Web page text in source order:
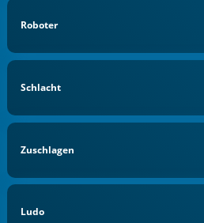
Roboter
Schlacht
Zuschlagen
Ludo